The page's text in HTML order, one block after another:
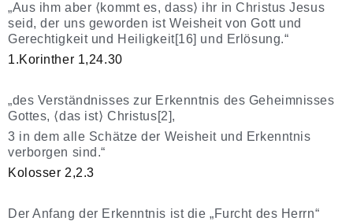
„Aus ihm aber ⟨kommt es, dass⟩ ihr in Christus Jesus
seid, der uns geworden ist Weisheit von Gott und
Gerechtigkeit und Heiligkeit[16] und Erlösung.“
1.Korinther 1,24.30
„des Verständnisses zur Erkenntnis des Geheimnisses
Gottes, ⟨das ist⟩ Christus[2],
3 in dem alle Schätze der Weisheit und Erkenntnis
verborgen sind.“
Kolosser 2,2.3
Der Anfang der Erkenntnis ist die „Furcht des Herrn“